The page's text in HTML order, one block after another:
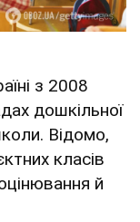
з 2008
дошкільної
Відомо,
класів
й